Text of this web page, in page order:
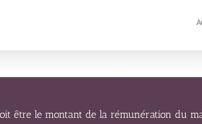
être le montant de la rémunération du